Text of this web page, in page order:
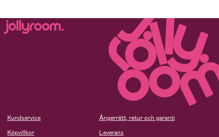
Kundservice
Köpvillkor
Ångerrätt, retur och garanti
Leverans